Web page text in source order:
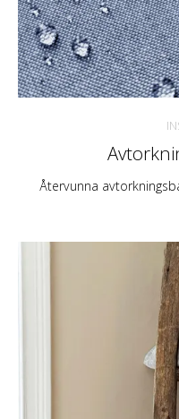
Återvunna